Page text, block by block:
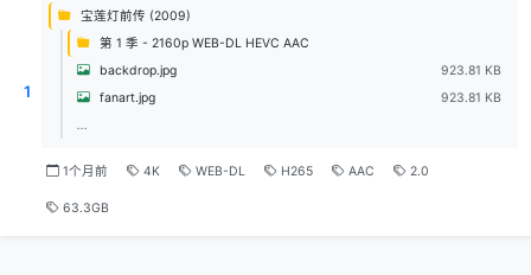
治水。
1
宝莲灯前传 (2009)
第 1 季 - 2160p WEB-DL HEVC AAC
backdrop.jpg
923.81 KB
fanart.jpg
923.81 KB
...
1个月前 4K WEB-DL H265 AAC 2.0
63.3GB